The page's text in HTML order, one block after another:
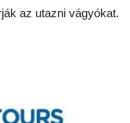
az utazni vágyókat.